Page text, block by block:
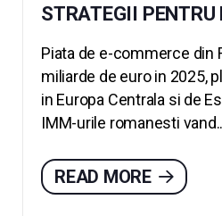
STRATEGII
Piata de e-commerce din
miliarde de euro in 2025,
in Europa Centrala si de
IMM-urile romanesti
READ MORE